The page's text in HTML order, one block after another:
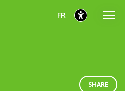
sélectionnés
Français
FR
SHARE